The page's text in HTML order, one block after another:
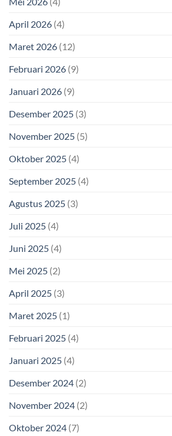
April 2026 (4)
Maret 2026 (12)
Februari 2026 (9)
Januari 2026 (9)
Desember 2025 (3)
November 2025 (5)
Oktober 2025 (4)
September 2025 (4)
Agustus 2025 (3)
Juli 2025 (4)
Juni 2025 (4)
Mei 2025 (2)
April 2025 (3)
Maret 2025 (1)
Februari 2025 (4)
Januari 2025 (4)
Desember 2024 (2)
November 2024 (2)
Oktober 2024 (7)